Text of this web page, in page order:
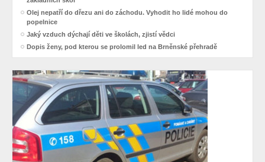
Olej nepatří do dřezu ani do záchodu. Vyhodit ho lidé mohou do
popelnice
Jaký vzduch dýchají děti ve školách, zjistí vědci
Dopis ženy, pod kterou se prolomil led na Brněnské přehradě